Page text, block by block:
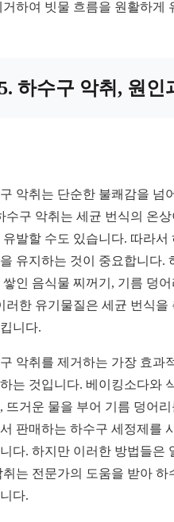
거하여 빗물 흐름을 원활하게
하수구 악취, 원인
악취는 단순한 불쾌감을 넘
수구 악취는 세균 번식의 온
유발할 수도 있습니다. 따라
유지하는 것이 중요합니다.
쌓인 음식물 찌꺼기, 기름 덩
러한 유기물질은 세균 번식
니다.
악취를 제거하는 가장 효과
는 것입니다. 베이킹소다와
뜨거운 물을 부어 기름 덩어
판매하는 하수구 세정제를
다. 하지만 이러한 방법들은
취는 전문가의 도움을 받아
다.